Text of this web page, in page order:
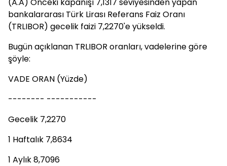
bankalararası Türk Lirası Referans Faiz Oranı
(TRLIBOR) gecelik faizi 7,2270'e yükseldi.
Bugün açıklanan TRLIBOR oranları, vadelerine göre
şöyle:
VADE ORAN (Yüzde)
-------- -----------
Gecelik 7,2270
1 Haftalık 7,8634
1 Aylık 8,7096